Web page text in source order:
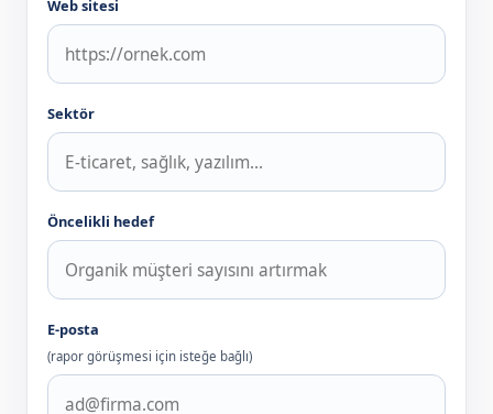
Web sitesi
Sektör
Öncelikli hedef
E-posta
(rapor görüşmesi için isteğe bağlı)